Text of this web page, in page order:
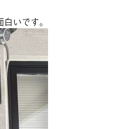
口腔強化管理体制
歯の豆知識
今月のスマイル
いです。